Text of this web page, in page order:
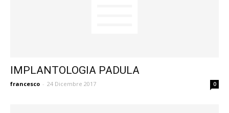
IMPLANTOLOGIA PADULA
francesco - 24 Dicembre 2017 0